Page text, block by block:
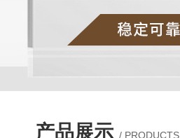
产品展示 / PRODUCTS